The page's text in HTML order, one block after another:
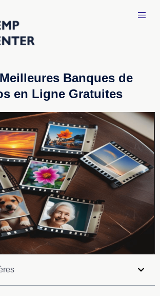
Banques de
en Ligne Gratuites